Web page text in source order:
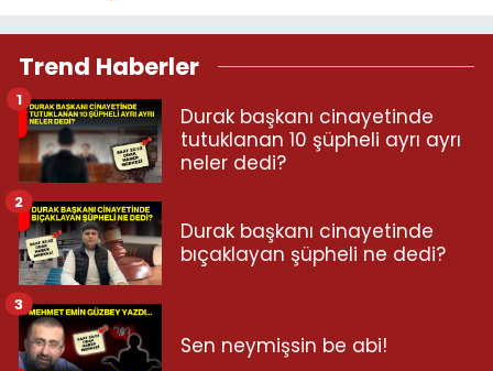
Trend Haberler
Durak başkanı cinayetinde
tutuklanan 10 şüpheli ayrı ayrı
neler dedi?
1
Durak başkanı cinayetinde
bıçaklayan şüpheli ne dedi?
2
Sen neymişsin be abi!
3